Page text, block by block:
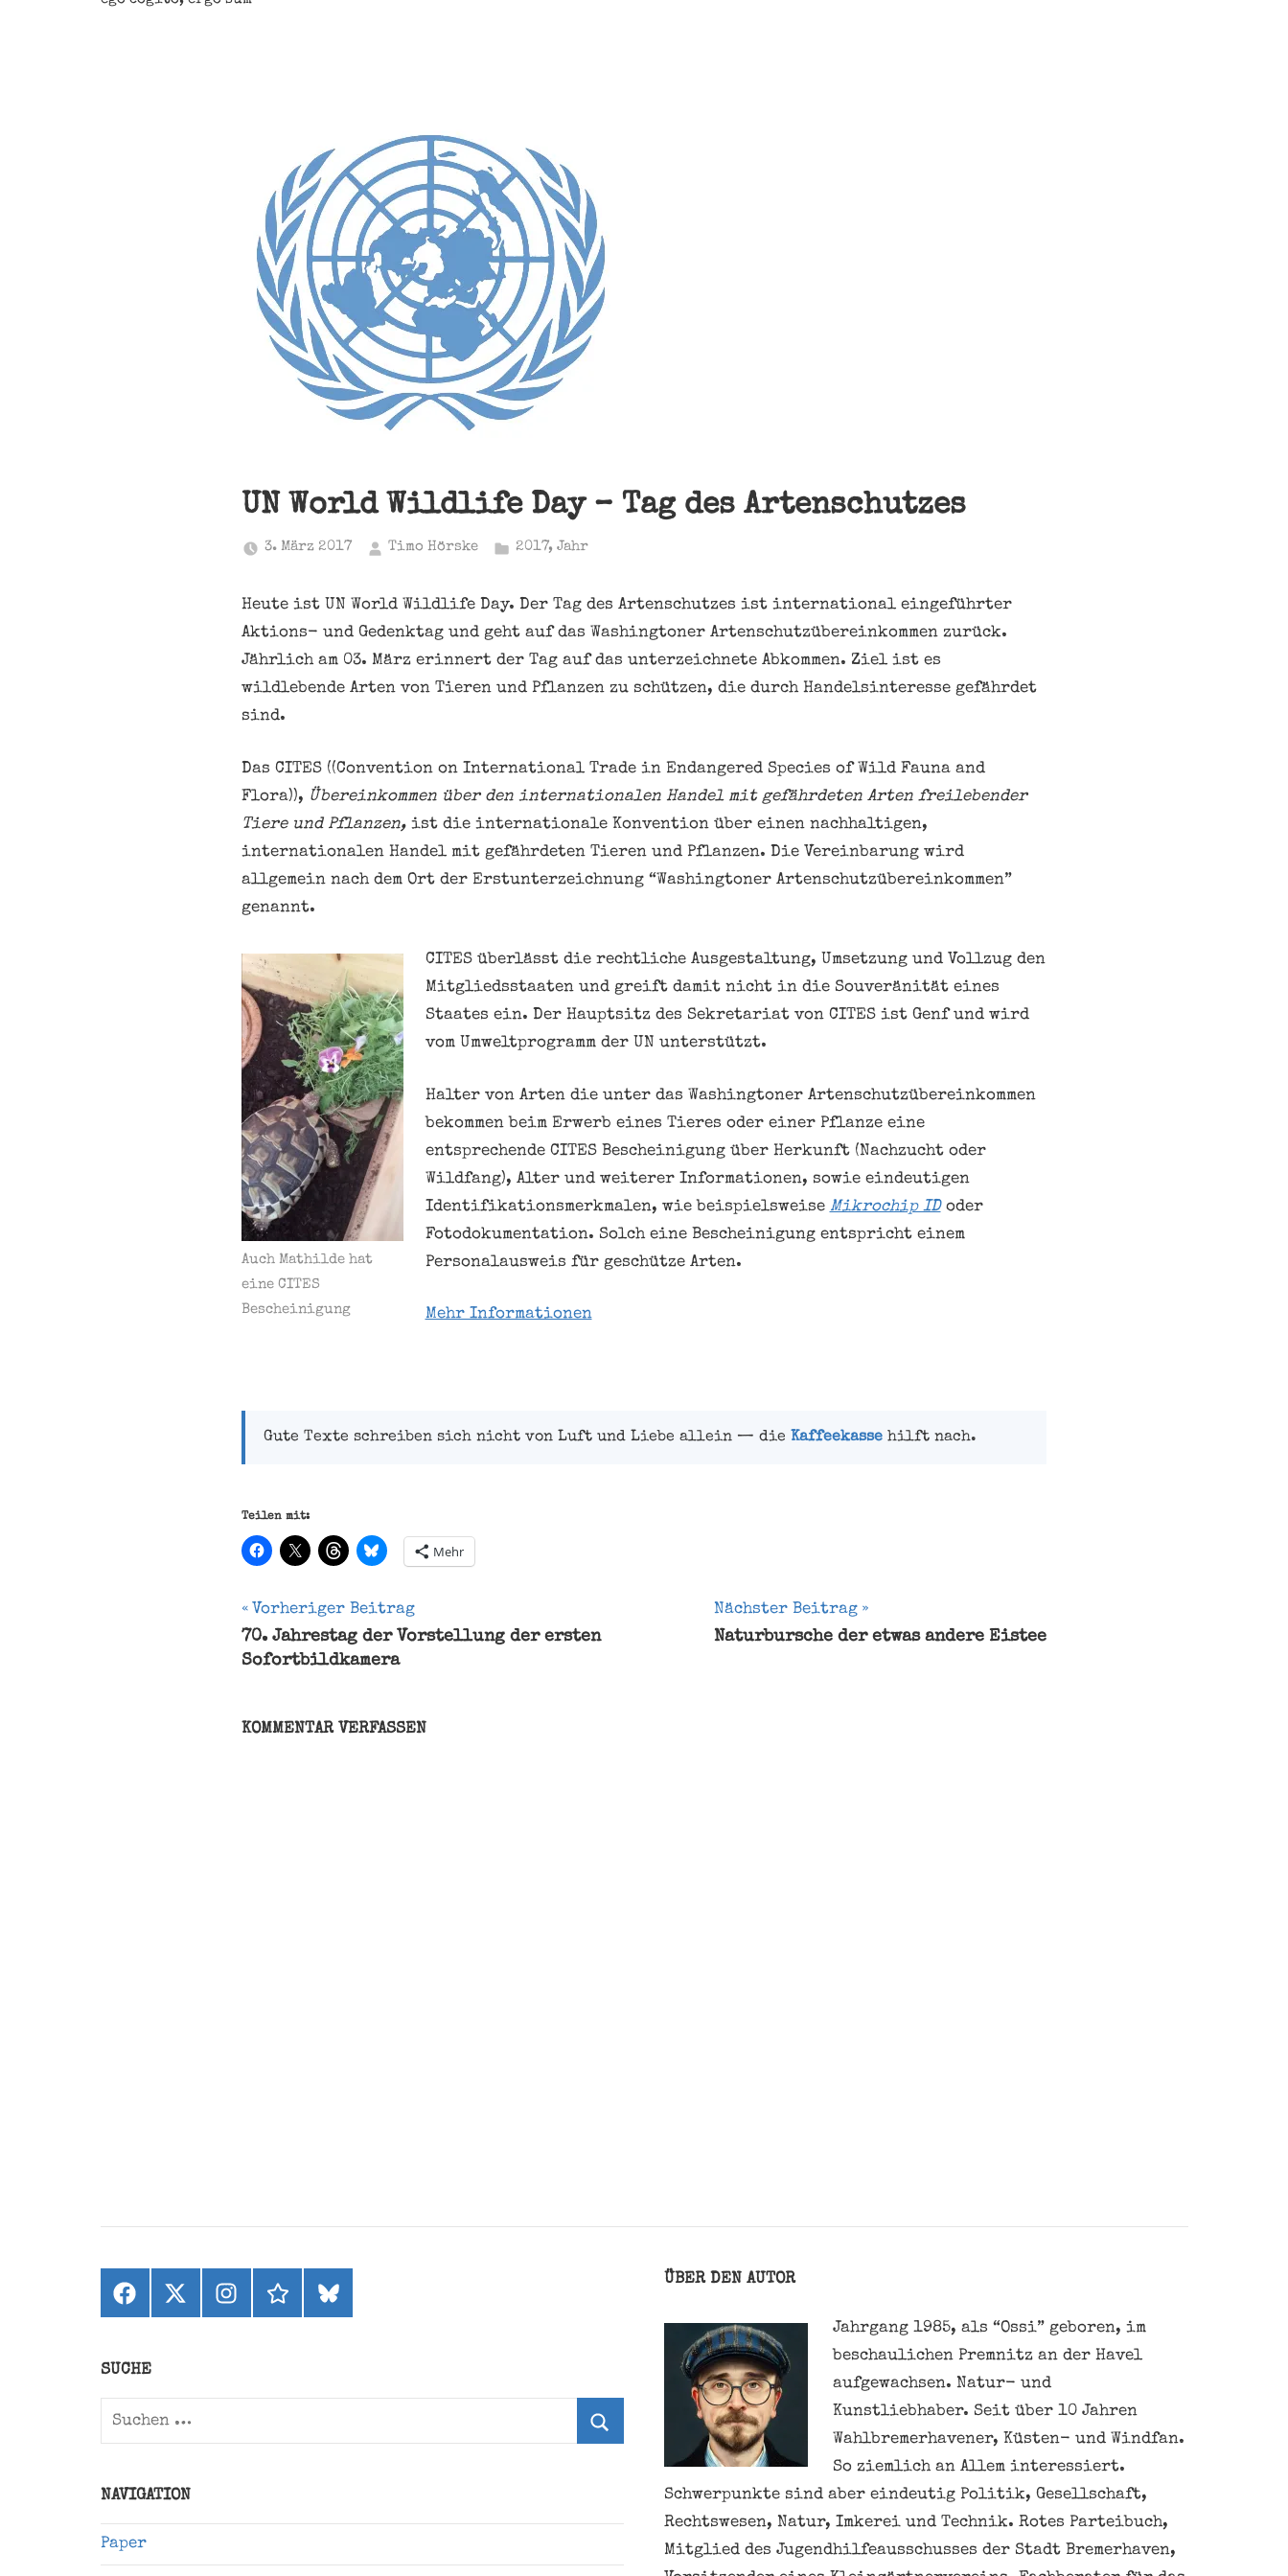
UN World Wildlife Day – Tag des Artenschutzes
3. März 2017 Timo Hörske 2017, Jahr
Heute ist UN World Wildlife Day. Der Tag des Artenschutzes ist international eingeführter
Aktions- und Gedenktag und geht auf das Washingtoner Artenschutzübereinkommen zurück.
Jährlich am 03. März erinnert der Tag auf das unterzeichnete Abkommen. Ziel ist es
wildlebende Arten von Tieren und Pflanzen zu schützen, die durch Handelsinteresse gefährdet
sind.
Das CITES ((Convention on International Trade in Endangered Species of Wild Fauna and
Flora)), Übereinkommen über den internationalen Handel mit gefährdeten Arten freilebender
Tiere und Pflanzen, ist die internationale Konvention über einen nachhaltigen,
internationalen Handel mit gefährdeten Tieren und Pflanzen. Die Vereinbarung wird
allgemein nach dem Ort der Erstunterzeichnung “Washingtoner Artenschutzübereinkommen”
genannt.
Auch Mathilde hat
eine CITES
Bescheinigung
CITES überlässt die rechtliche Ausgestaltung, Umsetzung und Vollzug den
Mitgliedsstaaten und greift damit nicht in die Souveränität eines
Staates ein. Der Hauptsitz des Sekretariat von CITES ist Genf und wird
vom Umweltprogramm der UN unterstützt.
Halter von Arten die unter das Washingtoner Artenschutzübereinkommen
bekommen beim Erwerb eines Tieres oder einer Pflanze eine
entsprechende CITES Bescheinigung über Herkunft (Nachzucht oder
Wildfang), Alter und weiterer Informationen, sowie eindeutigen
Identifikationsmerkmalen, wie beispielsweise Mikrochip IDoder
Fotodokumentation. Solch eine Bescheinigung entspricht einem
Personalausweis für geschütze Arten.
Mehr Informationen
Gute Texte schreiben sich nicht von Luft und Liebe allein — die Kaffeekassehilft nach.
Teilen mit:
Mehr
Artenschutz
Fauna
International
Beitragsnavigation
Vorheriger Beitrag
70. Jahrestag der Vorstellung der ersten
Sofortbildkamera
Nächster Beitrag
Naturbursche der etwas andere Eistee
KOMMENTAR VERFASSEN
Facebook
X
(ehemals
Instagramthreadsbluesky
SUCHE
Suchen
NAVIGATION
Paper
ÜBER DEN AUTOR
Jahrgang 1985, als “Ossi” geboren, im
beschaulichen Premnitz an der Havel
aufgewachsen. Natur- und
Kunstliebhaber. Seit über 10 Jahren
Wahlbremerhavener, Küsten- und Windfan.
So ziemlich an Allem interessiert.
Schwerpunkte sind aber eindeutig Politik, Gesellschaft,
Rechtswesen, Natur, Imkerei und Technik. Rotes Parteibuch,
Mitglied des Jugendhilfeausschusses der Stadt Bremerhaven,